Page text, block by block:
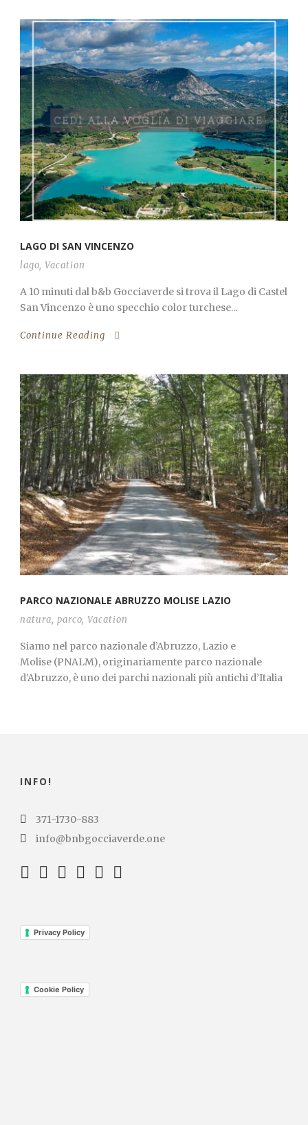
LAGO DI SAN VINCENZO
lago, Vacation
A 10 minuti dal b&b Gocciaverde si trova il Lago di Castel
San Vincenzo è uno specchio color turchese...
Continue Reading
PARCO NAZIONALE ABRUZZO MOLISE LAZIO
natura, parco, Vacation
Siamo nel parco nazionale d’Abruzzo, Lazio e
Molise (PNALM), originariamente parco nazionale
d’Abruzzo, è uno dei parchi nazionali più antichi d’Italia
INFO!
371-1730-883
info@bnbgocciaverde.one
Privacy Policy
Cookie Policy